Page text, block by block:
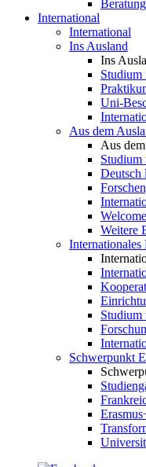
International
International
Ins Ausland
Ins
Studium
Uni-
Aus dem
Aus
Studium
Deutsch
Weitere
Internationales
Studium
Schwerpunkt